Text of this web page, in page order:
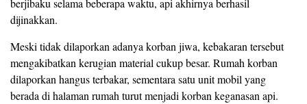
berjibaku selama beberapa waktu, api akhirnya berhasil
dijinakkan.
Meski tidak dilaporkan adanya korban jiwa, kebakaran tersebut
mengakibatkan kerugian material cukup besar. Rumah korban
dilaporkan hangus terbakar, sementara satu unit mobil yang
berada di halaman rumah turut menjadi korban keganasan api.